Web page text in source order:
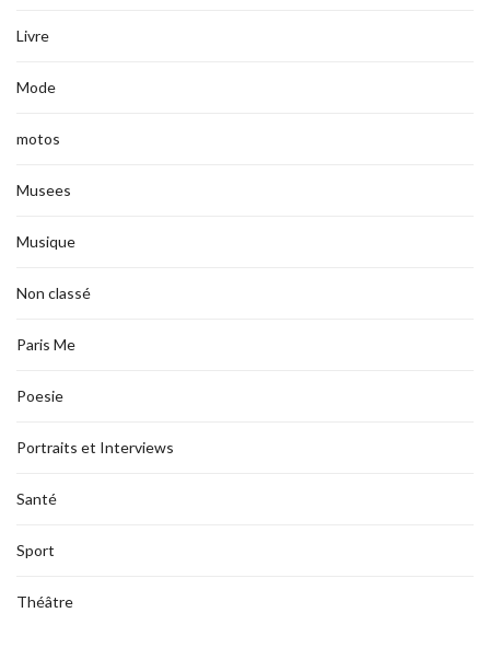
Livre
Mode
motos
Musees
Musique
Non classé
Paris Me
Poesie
Portraits et Interviews
Santé
Sport
Théâtre